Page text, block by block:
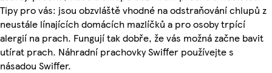
Tipy pro vás: jsou obzvláště vhodné na odstraňování chlupů z
neustále línajících domácích mazlíčků a pro osoby trpící
alergií na prach. Fungují tak dobře, že vás možná začne bavit
utírat prach. Náhradní prachovky Swiffer používejte s
násadou Swiffer.